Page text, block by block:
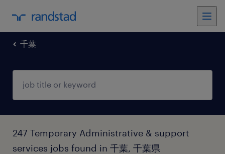
千葉
247 Temporary Administrative & support
services jobs found in 千葉, 千葉県